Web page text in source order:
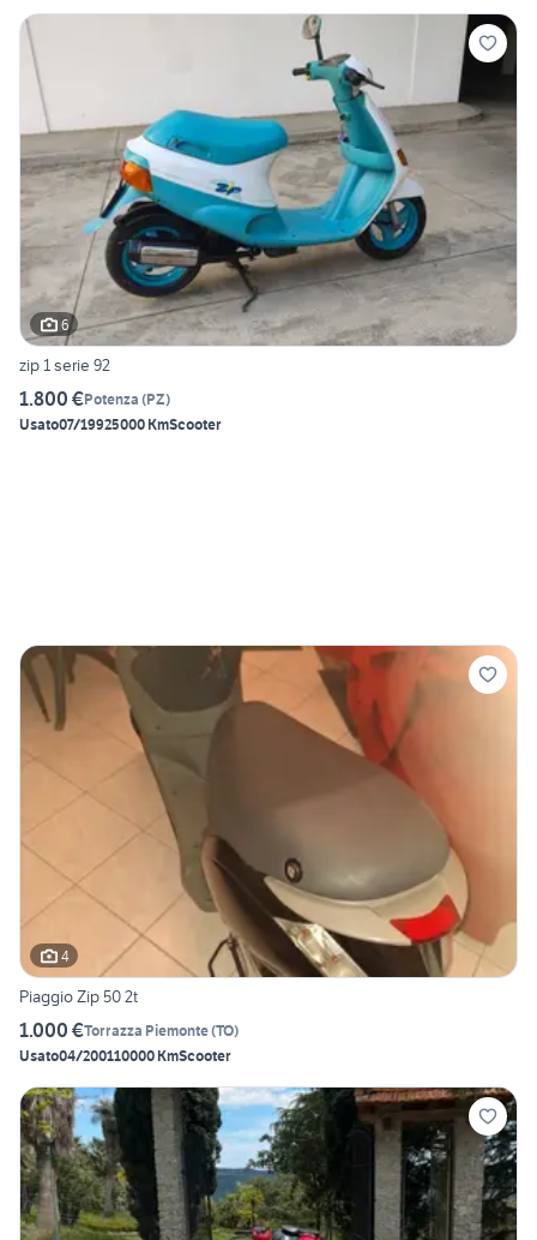
6
zip 1 serie 92
1.800 €Potenza (PZ)
Usato07/19925000 KmScooter
4
Piaggio Zip 50 2t
1.000 €Torrazza Piemonte(TO)
Usato04/200110000 KmScooter